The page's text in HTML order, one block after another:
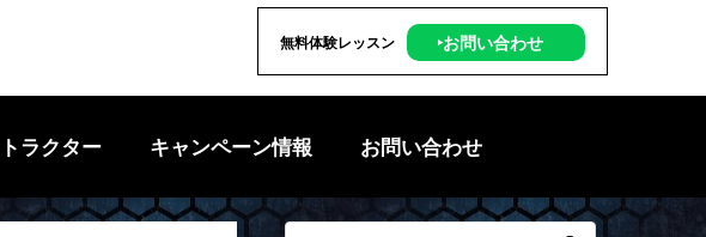
無料体験レッスン ‣お問い合わせ
ラクター キャンペーン情報 お問い合わせ